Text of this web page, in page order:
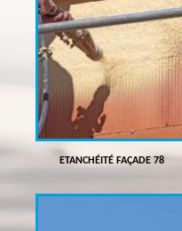
ETANCHÉITÉ FAÇADE 78